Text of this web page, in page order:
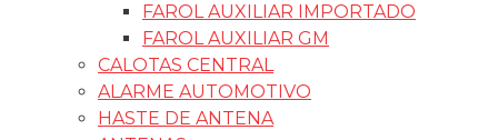
FAROL AUXILIAR IMPORTADO
FAROL AUXILIAR GM
CALOTAS CENTRAL
ALARME AUTOMOTIVO
HASTE DE ANTENA